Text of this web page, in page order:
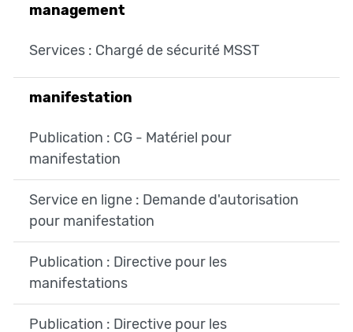
management
Services : Chargé de sécurité MSST
manifestation
Publication : CG - Matériel pour
manifestation
Service en ligne : Demande d'autorisation
pour manifestation
Publication : Directive pour les
manifestations
Publication : Directive pour les